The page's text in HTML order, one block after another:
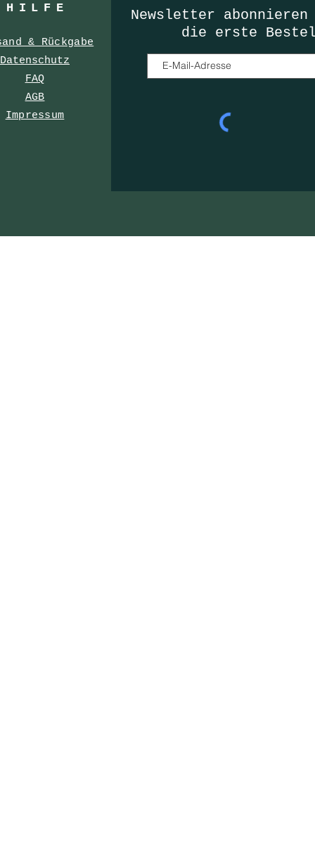
HILF E
& Rückgabe
Datenschutz
FAQ
AGB
Impressum
Newsletter
die erste